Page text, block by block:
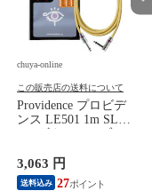
chuya-online
この販売店の送料について
Providence プロビデ
ンス LE501 1m SL
YL ギターケーブル
3,063 円
送料込み 27